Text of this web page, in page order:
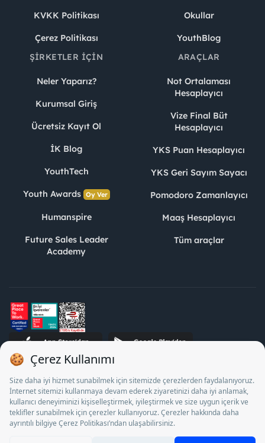
KVKK Politikası
Çerez Politikası
Okullar
YouthBlog
ŞIRKETLER İÇIN
Neler Yaparız?
Kurumsal Giriş
Ücretsiz Kayıt Ol
İK Blog
YouthTech
Youth Awards Oy Ver
Humanspire
Future Sales Leader
Academy
ARAÇLAR
Not Ortalaması
Hesaplayıcı
Vize Final Büt
Hesaplayıcı
YKS Puan Hesaplayıcı
YKS Geri Sayım Sayacı
Pomodoro Zamanlayıcı
Maaş Hesaplayıcı
Tüm araçlar
STJ İnsan Kaynakları Bilişim ve Danışmanlık A.Ş. Özel İstihdam
Bürosu Olarak 13/05/2025 - 12/05/2028 tarihleri arasında
faaliyette bulunmak üzere, Türkiye İş Kurumu tarafından
18/04/2025 tarih ve 18095710 sayılı karar uyarınca 1078 nolu
belge ile faaliyet göstermektedir. 4904 sayılı kanun uyarınca iş